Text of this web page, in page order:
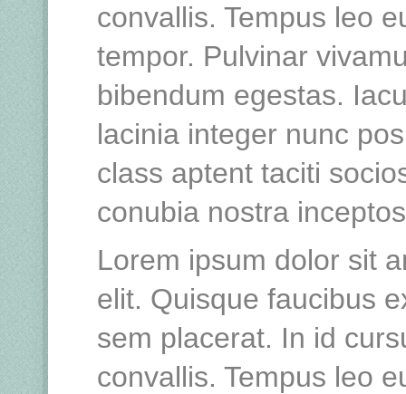
convallis. Tempus leo
tempor. Pulvinar
bibendum egestas.
lacinia integer nunc
class aptent taciti
conubia nostra
Lorem ipsum dolor sit
elit. Quisque faucibus
sem placerat. In id
convallis. Tempus leo